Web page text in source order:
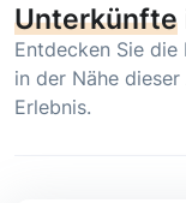
Unterkünfte
Entdecken Sie
in der Nähe
Erlebnis.